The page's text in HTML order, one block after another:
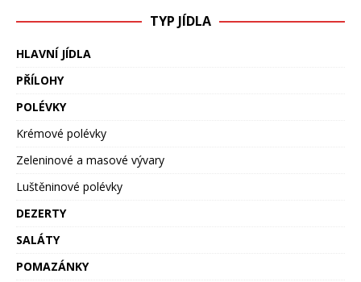
TYP JÍDLA
HLAVNÍ JÍDLA
PŘÍLOHY
POLÉVKY
Krémové polévky
Zeleninové a masové vývary
Luštěninové polévky
DEZERTY
SALÁTY
POMAZÁNKY